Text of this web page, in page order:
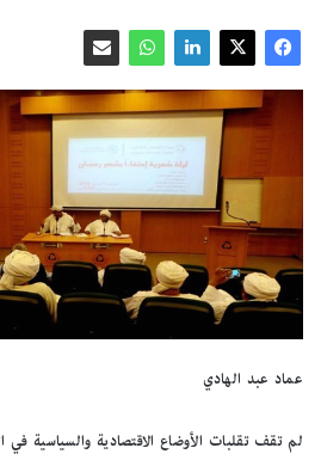
عماد عبد الهادي
لم تقف تقلبات الأوضاع الاقتصادية والسياسية